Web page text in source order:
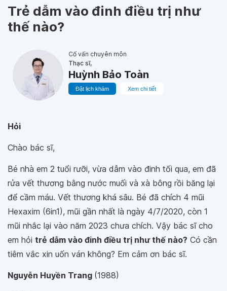
Trẻ dẫm vào đinh điều trị như
thế nào?
Cố vấn chuyên môn
Thạc sĩ,
Huỳnh Bảo Toàn
Đặt lịch khám Xem chi tiết
Hỏi
Chào bác sĩ,
Bé nhà em 2 tuổi rưỡi, vừa dẫm vào đinh tối qua, em đã
rửa vết thương bằng nước muối và xà bông rồi băng lại
để cầm máu. Vết thương khá sâu. Bé đã chích 4 mũi
Hexaxim (6in1), mũi gần nhất là ngày 4/7/2020, còn 1
mũi nhắc lại vào năm 2023 chưa chích. Vậy bác sĩ cho
em hỏi trẻ dẫm vào đinh điều trị như thế nào? Có cần
tiêm vắc xin uốn ván không? Em cảm ơn bác sĩ.
Nguyễn Huyền Trang (1988)